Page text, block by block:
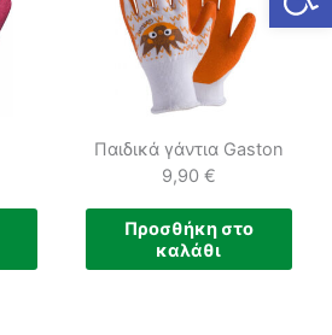
Παιδικά γάντια Gaston
9,90 €
Προσθήκη στο
καλάθι